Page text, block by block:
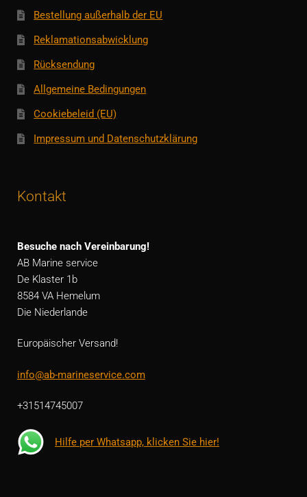
Bestellung außerhalb der EU
Reklamationsabwicklung
Rücksendung
Allgemeine Bedingungen
Cookiebeleid (EU)
Impressum und Datenschutzklärung
Kontakt
Besuche nach Vereinbarung!
AB Marine service
De Klaster 1b
8584 VA Hemelum
Die Niederlande
Europäischer Versand!
info@ab-marineservice.com
+31514745007
Hilfe per Whatsapp, klicken Sie hier!